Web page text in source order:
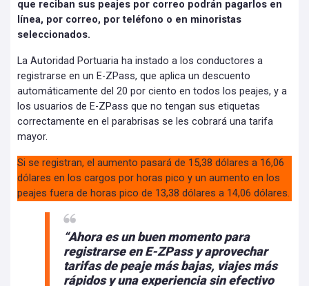
que reciban sus peajes por correo podrán pagarlos en
línea, por correo, por teléfono o en minoristas
seleccionados.
La Autoridad Portuaria ha instado a los conductores a
registrarse en un E-ZPass, que aplica un descuento
automáticamente del 20 por ciento en todos los peajes, y a
los usuarios de E-ZPass que no tengan sus etiquetas
correctamente en el parabrisas se les cobrará una tarifa
mayor.
Si se registran, el aumento pasará de 15,38 dólares a 16,06
dólares en los cargos por horas pico y un aumento en los
peajes fuera de horas pico de 13,38 dólares a 14,06 dólares.
“Ahora es un buen momento para
registrarse en E-ZPass y aprovechar
tarifas de peaje más bajas, viajes más
rápidos y una experiencia sin efectivo